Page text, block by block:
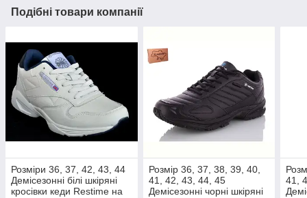
Подібні товари компанії
Розміри 36, 37, 42, 43, 44
Демісезонні білі шкіряні
кросівки кеди Restime на
Розмір 36, 37, 38, 39, 40,
41, 42, 43, 44, 45
Демісезонні чорні шкіряні
41,